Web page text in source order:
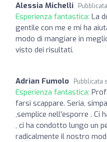
Alessia Michelli
Esperienza fantastica: La
gentile con me e mi ha
modo di mangiare in
visto dei risultati.
Adrian Fumolo Pubblicata
Esperienza fantastica:
farsi scappare. Seria,
,semplice nell'esporre . Ci
, ci ha condotto lungo un
radicalmente il nostro